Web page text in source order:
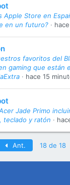
Apple Store en
en un futuro?
favoritos del
gaming que están
hace 15
Jade Primo
teclado y ratón
Ant. 18 de 18